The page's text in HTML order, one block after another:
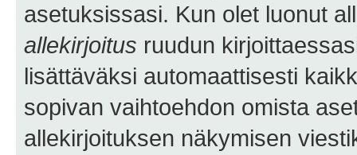
asetuksissasi. Kun olet luonut
allekirjoitus ruudun
lisättäväksi automaattisesti
sopivan vaihtoehdon omista
allekirjoituksen näkymisen